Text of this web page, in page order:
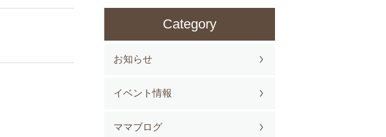
Category
お知らせ
イベント情報
ママブログ